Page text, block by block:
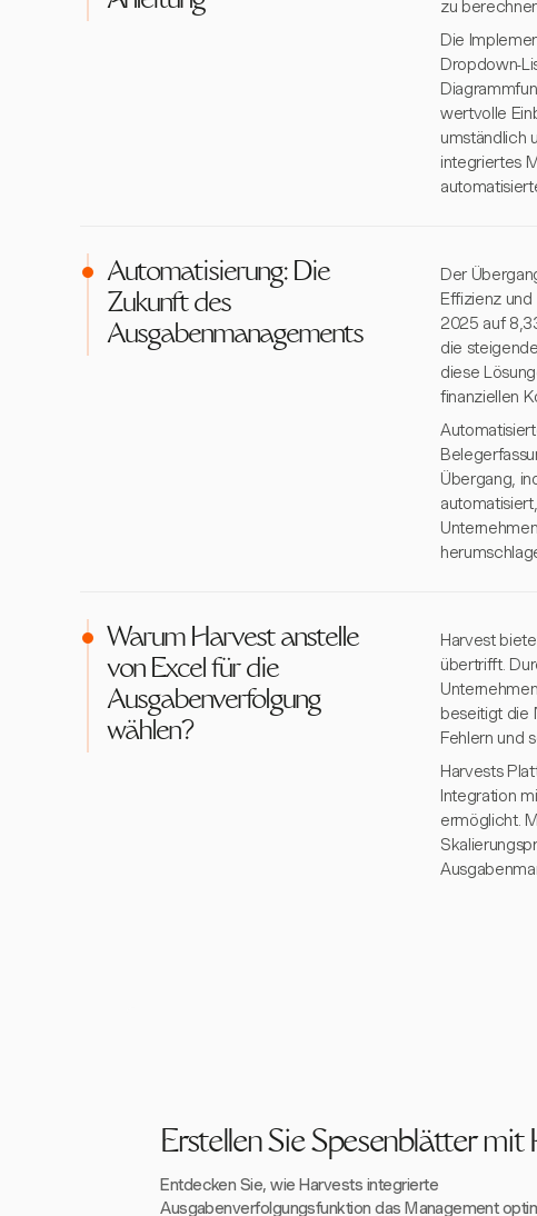
zu
Die
Dropdown-
wertvolle
umständlich
integriertes
Automatisierung: Die
Zukunft des
Ausgabenmanagements
Der
Effizienz
2025 auf
die
diese
finanziellen
Übergang,
Warum Harvest anstelle
von Excel für die
Ausgabenverfolgung
wählen?
Harvest
übertrifft.
beseitigt die
Fehlern und
Harvests
Integration
ermöglicht.
Erstellen Sie Spesenblätter mit
Entdecken Sie, wie Harvests integrierte
Ausgabenverfolgungsfunktion das Management